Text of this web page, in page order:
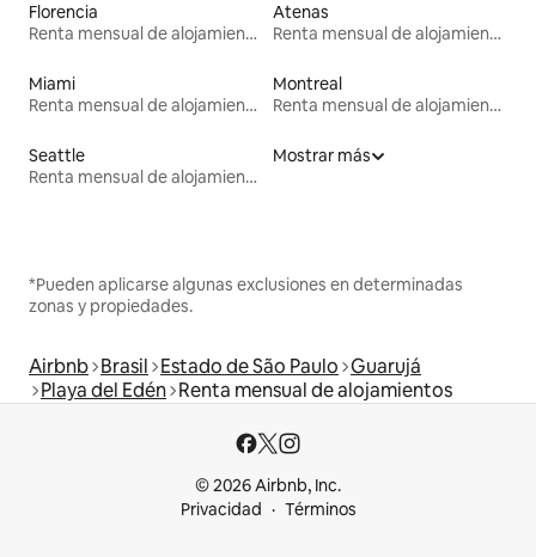
Florencia
Renta mensual de alojamientos
Atenas
Renta mensual de alojamientos
Miami
Renta mensual de alojamientos
Montreal
Renta mensual de alojamientos
Seattle
Renta mensual de alojamientos
Mostrar más
*Pueden aplicarse algunas exclusiones en determinadas
zonas y propiedades.
Airbnb Brasil Estado de São Paulo Guarujá
Playa del Edén Renta mensual de alojamientos
© 2026 Airbnb, Inc.
Privacidad
Términos